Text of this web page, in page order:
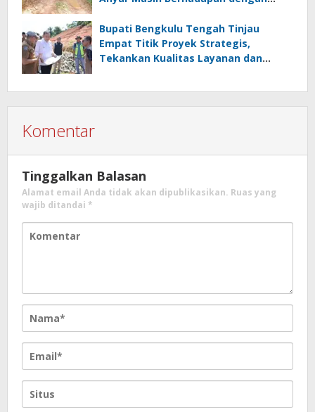
Bupati Bengkulu Tengah Tinjau
Empat Titik Proyek Strategis,
Tekankan Kualitas Layanan dan
Komentar
Tinggalkan Balasan
Alamat email Anda tidak akan dipublikasikan. Ruas yang
wajib ditandai *